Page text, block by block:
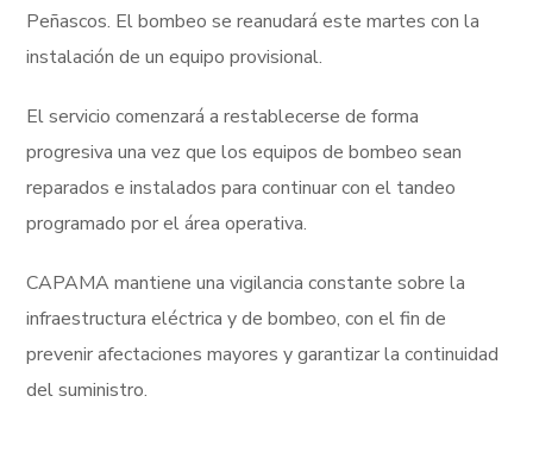
Peñascos. El bombeo se reanudará este martes con la
instalación de un equipo provisional.
El servicio comenzará a restablecerse de forma
progresiva una vez que los equipos de bombeo sean
reparados e instalados para continuar con el tandeo
programado por el área operativa.
CAPAMA mantiene una vigilancia constante sobre la
infraestructura eléctrica y de bombeo, con el fin de
prevenir afectaciones mayores y garantizar la continuidad
del suministro.